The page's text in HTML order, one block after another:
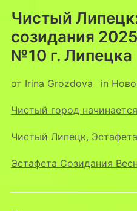
Чистый
созидания
№10 г. Липецка
от Irina Grozdova in
Чистый город
Чистый Липецк,
Эстафета Созидания